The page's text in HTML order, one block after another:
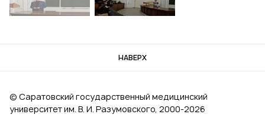
НАВЕРХ
© Саратовский государственный медицинский
университет им. В. И. Разумовского, 2000‑2026